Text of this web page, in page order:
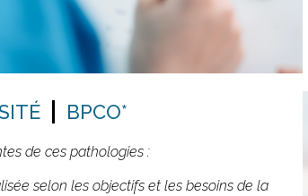
BPCO*
de ces pathologies :
selon les objectifs et les besoins de la